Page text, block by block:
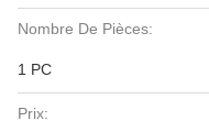
Nombre De Pièces:
1 PC
Prix: